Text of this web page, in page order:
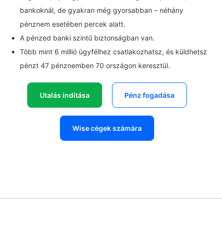
bankoknál, de gyakran még gyorsabban – néhány
pénznem esetében percek alatt.
A pénzed banki szintű biztonságban van.
Több mint 6 millió ügyfélhez csatlakozhatsz, és küldhetsz
pénzt 47 pénznemben 70 országon keresztül.
Utalás indítása Pénz fogadása
Wise cégek számára